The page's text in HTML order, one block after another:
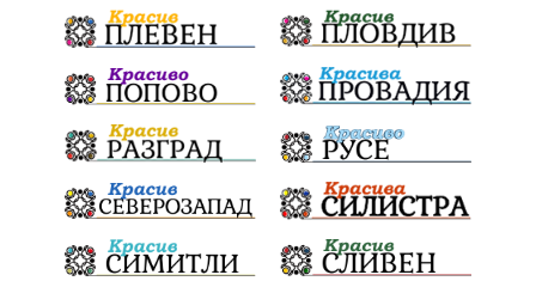
ИвелинМихайлов АнгелинаПопова
Социална политика партия "Мафия" Съд
Сигурност Училища Доброволци
културно наследство Задържане под стража
Хаджидимово РуменРадев автомобил